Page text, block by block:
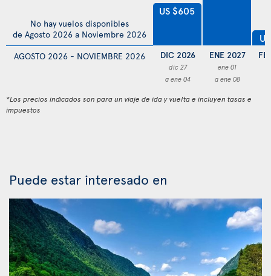
AGOSTO 2026 - NOVIEMBRE 2026
No hay vuelos disponibles
de Agosto 2026 a Noviembre 2026
US $605
DIC 2026
dic 27
a ene 04
ENE 2027
ene 01
a ene 08
*Los precios indicados son para un viaje de ida y vuelta e incluyen tasas e
impuestos
Puede estar interesado en